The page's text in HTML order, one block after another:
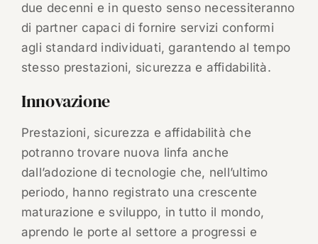
due decenni e in questo senso necessiteranno
di partner capaci di fornire servizi conformi
agli standard individuati, garantendo al tempo
stesso prestazioni, sicurezza e affidabilità.
Innovazione
Prestazioni, sicurezza e affidabilità che
potranno trovare nuova linfa anche
dall’adozione di tecnologie che, nell’ultimo
periodo, hanno registrato una crescente
maturazione e sviluppo, in tutto il mondo,
aprendo le porte al settore a progressi e